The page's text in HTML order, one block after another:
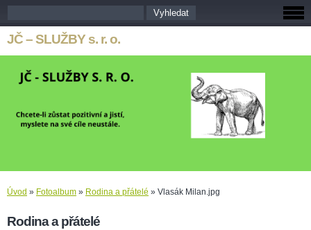
JČ – SLUŽBY s. r. o.
Úvod » Fotoalbum » Rodina a přátelé » Vlasák Milan.jpg
Rodina a přátelé